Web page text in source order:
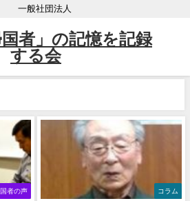
一般社団法人
国者」の記憶を記録
する会
者の声 コラム